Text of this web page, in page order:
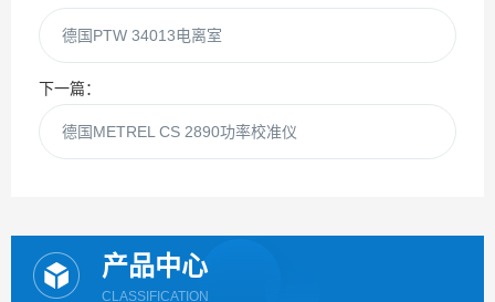
德国PTW 34013电离室
下一篇：
德国METREL CS 2890功率校准仪
产品中心
CLASSIFICATION